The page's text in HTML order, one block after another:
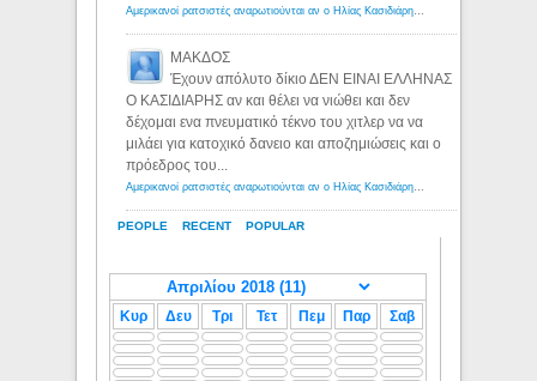
PEOPLE RECENT POPULAR
Αμερικανοί ρατσιστές αναρωτιούνται αν ο Ηλίας Κασιδιάρης ανήκει στη λευκή φυλή... - Λόγιος Ερμής
ΜΑΚΔΟΣ
Έχουν απόλυτο δίκιο ΔΕΝ ΕΙΝΑΙ ΕΛΛΗΝΑΣ
Ο ΚΑΣΙΔΙΑΡΗΣ αν και θέλει να νιώθει και δεν
δέχομαι ενα πνευματικό τέκνο του χιτλερ να να
μιλάει για κατοχικό δανειο και αποζημιώσεις και ο
πρόεδρος του...
Αμερικανοί ρατσιστές αναρωτιούνται αν ο Ηλίας Κασιδιάρης ανήκει στη λευκή φυλή... - Λόγιος Ερμής
Κυρ Δευ Τρι Τετ Πεμ Παρ Σαβ